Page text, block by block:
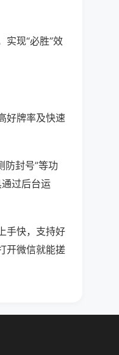
实现“必胜”效
好牌率及快速
防封号”等功
过后台运
手快，支持好
开微信就能搓